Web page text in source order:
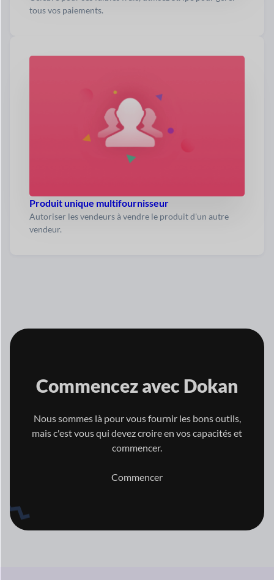
tous vos paiements.
Produit unique multifournisseur
Autoriser les vendeurs à vendre le produit d'un autre
vendeur.
Commencez avecDokan
Nous sommes là pour vous fournir les bons outils,
mais c'est vous qui devez croire en vos capacités et
commencer.
Commencer